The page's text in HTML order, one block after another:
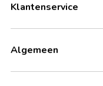
Klantenservice
Algemeen